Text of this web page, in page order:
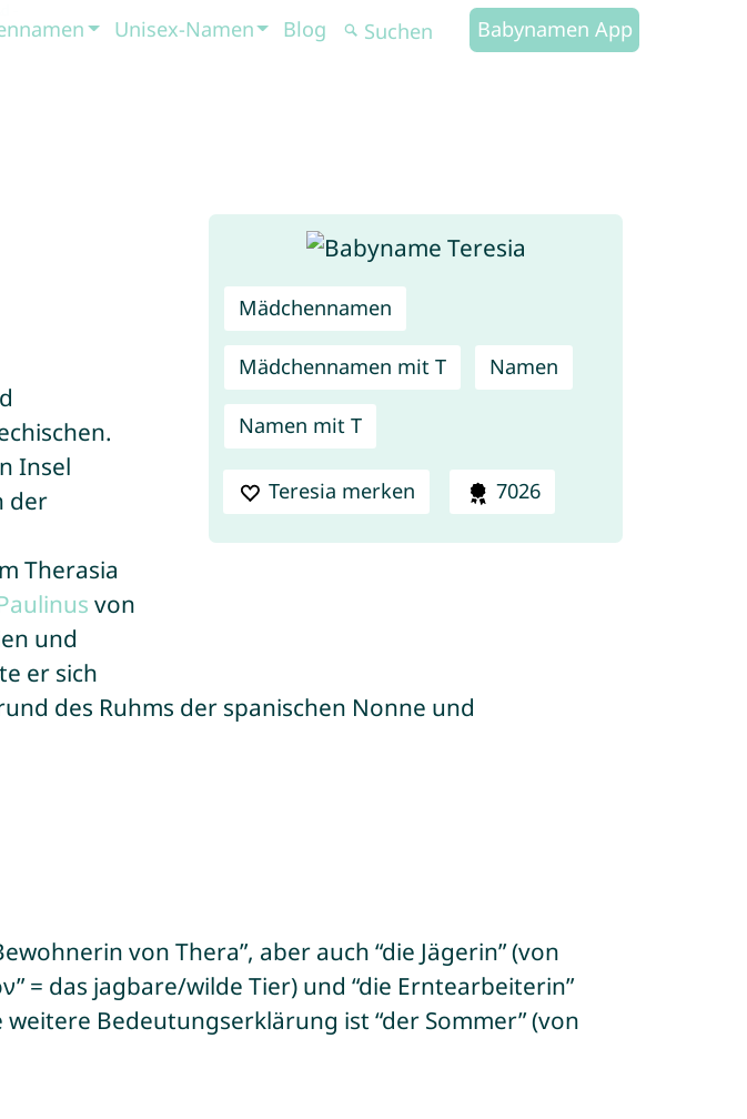
Unisex-Namen Blog Babynamen App
Mädchennamen
Mädchennamen mit T Namen
Namen mit T
Teresia merken 7026
Insel
der
Therasia
von
und
er sich
des Ruhms der spanischen Nonne und
von Thera”, aber auch “die Jägerin” (von
= das jagbare/wilde Tier) und “die Erntearbeiterin”
Bedeutungserklärung ist “der Sommer” (von